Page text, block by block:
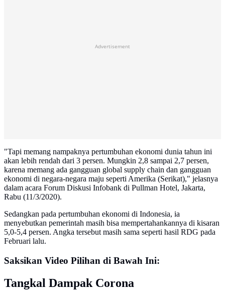
Advertisement
"Tapi memang nampaknya pertumbuhan ekonomi dunia tahun ini
akan lebih rendah dari 3 persen. Mungkin 2,8 sampai 2,7 persen,
karena memang ada gangguan global supply chain dan gangguan
ekonomi di negara-negara maju seperti Amerika (Serikat)," jelasnya
dalam acara Forum Diskusi Infobank di Pullman Hotel, Jakarta,
Rabu (11/3/2020).
Sedangkan pada pertumbuhan ekonomi di Indonesia, ia
menyebutkan pemerintah masih bisa mempertahankannya di kisaran
5,0-5,4 persen. Angka tersebut masih sama seperti hasil RDG pada
Februari lalu.
Saksikan Video Pilihan di Bawah Ini:
Tangkal Dampak Corona